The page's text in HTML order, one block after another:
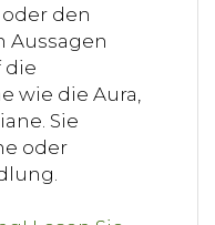
den
Aussagen
die
wie die Aura,
Sie
oder